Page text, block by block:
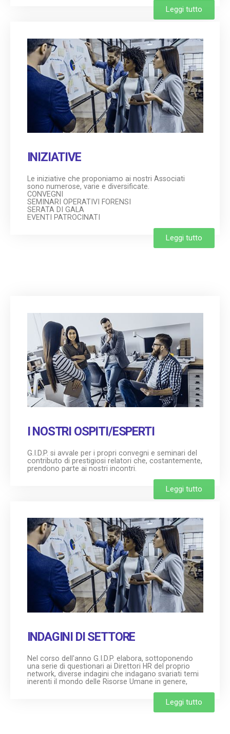
Leggi tutto
INIZIATIVE
Le iniziative che proponiamo ai nostri Associati
sono numerose, varie e diversificate.
CONVEGNI
SEMINARI OPERATIVI FORENSI
SERATA DI GALA
EVENTI PATROCINATI
Leggi tutto
I NOSTRI OSPITI/ESPERTI
G.I.D.P. si avvale per i propri convegni e seminari del
contributo di prestigiosi relatori che, costantemente,
prendono parte ai nostri incontri.
Leggi tutto
INDAGINI DI SETTORE
Nel corso dell'anno G.I.D.P. elabora, sottoponendo
una serie di questionari ai Direttori HR del proprio
network, diverse indagini che indagano svariati temi
inerenti il mondo delle Risorse Umane in genere,
Leggi tutto